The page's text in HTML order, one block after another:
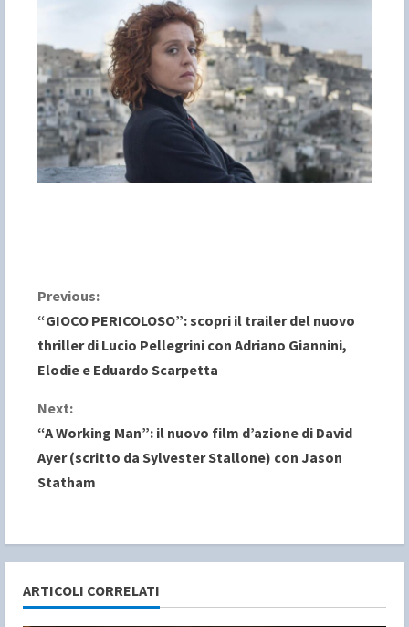
C
o
n
t
i
n
e
R
Previous:
“GIOCO PERICOLOSO”: scopri il trailer del nuovo
thriller di Lucio Pellegrini con Adriano Giannini,
Elodie e Eduardo Scarpetta
Next:
“A Working Man”: il nuovo film d’azione di David
Ayer (scritto da Sylvester Stallone) con Jason
Statham
ARTICOLI CORRELATI